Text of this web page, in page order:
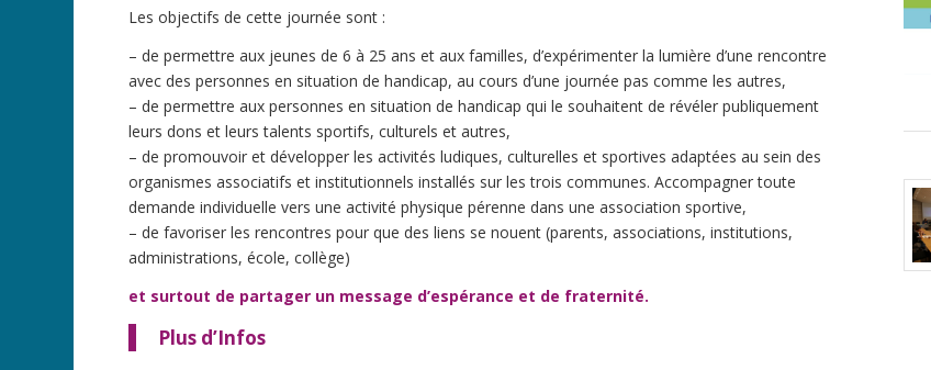
Les objectifs de cette journée sont :
– de permettre aux jeunes de 6 à 25 ans et aux familles, d’expérimenter la lumière d’une rencontre
avec des personnes en situation de handicap, au cours d’une journée pas comme les autres,
– de permettre aux personnes en situation de handicap qui le souhaitent de révéler publiquement
leurs dons et leurs talents sportifs, culturels et autres,
– de promouvoir et développer les activités ludiques, culturelles et sportives adaptées au sein des
organismes associatifs et institutionnels installés sur les trois communes. Accompagner toute
demande individuelle vers une activité physique pérenne dans une association sportive,
– de favoriser les rencontres pour que des liens se nouent (parents, associations, institutions,
administrations, école, collège)
et surtout de partager un message d’espérance et de fraternité.
Plus d’Infos